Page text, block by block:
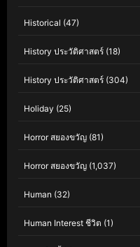
Historical (47)
History ประวัติศาสตร์ (18)
History ประวัติศาสตร์ (304)
Holiday (25)
Horror สยองขวัญ (81)
Horror สยองขวัญ (1,037)
Human (32)
Human Interest ชีวิต (1)